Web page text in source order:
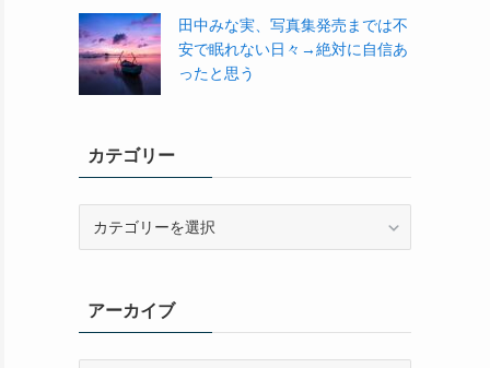
田中みな実、写真集発売までは不
安で眠れない日々→絶対に自信あ
ったと思う
カテゴリー
ーアーカイブ